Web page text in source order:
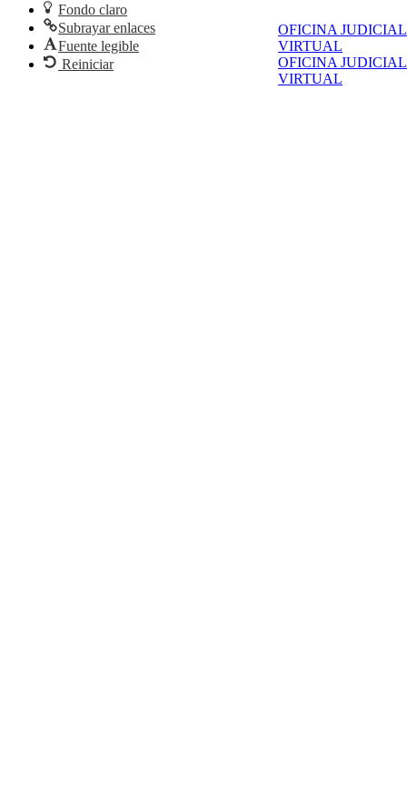
OFICINA JUDICIAL
VIRTUAL
OFICINA JUDICIAL
VIRTUAL
Fondo claro
Subrayar enlaces
Fuente legible
Reiniciar